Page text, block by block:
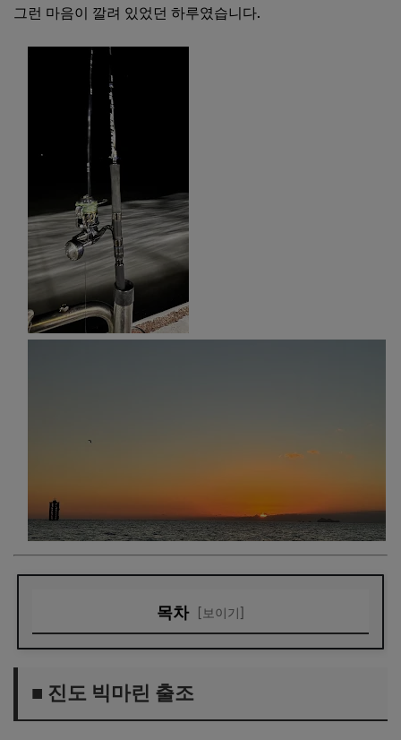
그런 마음이 깔려 있었던 하루였습니다.
목차 [보이기]
■ 아버지의 첫 히트, 그리고 환한 미소
■ 동생도 연달아 대방어
■ 진도 빅마린 출조